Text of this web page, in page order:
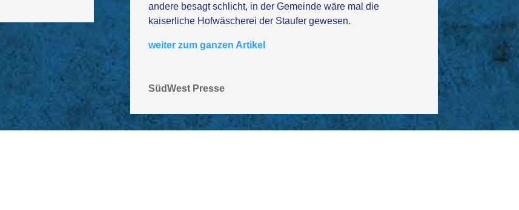
andere besagt schlicht, in der Gemeinde wäre mal die
kaiserliche Hofwäscherei der Staufer gewesen.
weiter zum ganzen Artikel
SüdWest Presse